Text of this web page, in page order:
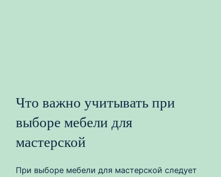
Что важно учитывать при
выборе мебели для
мастерской
При выборе мебели для мастерской следует